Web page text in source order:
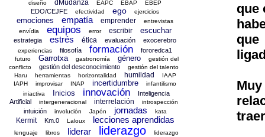
que
diseño dMudanza EAPC EBAP EBEP
EDO/CEJFE efectividad ego ejercicios
emociones empatía emprender
entrevistas
envídia
equipos error escribir escuchar
estrategia estrés ética evaluación exocerebro
experiencias filosofía formación fororedca1
futuro Garrotxa gastronomía género
gestión del
conflicto
gestión del desconocimiento
gestión del talento
Haru
herramientas horizontalidad humildad
IAAP
IAPH
improvisar INAP incertidumbre
infantilismo
iniactiva
Inicios innovación
Inteligencia
Artificial
intergeneracional interrelación introspección
intuición involución Japón jornadas kata
Kermit Km.0 Laloux lecciones aprendidas
lenguaje libros liderar liderazgo
liderazgo